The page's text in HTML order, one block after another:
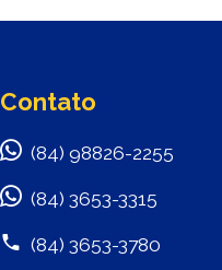
Contato
(84) 98826-2255
(84) 3653-3315
(84) 3653-3780